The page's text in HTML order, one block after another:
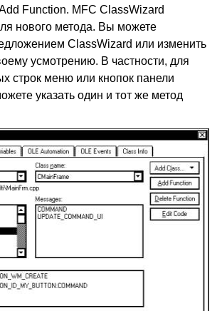
Function. MFC ClassWizard
нового метода. Вы можете
ClassWizard или изменить
усмотрению. В частности, для
строк меню или кнопок панели
указать один и тот же метод